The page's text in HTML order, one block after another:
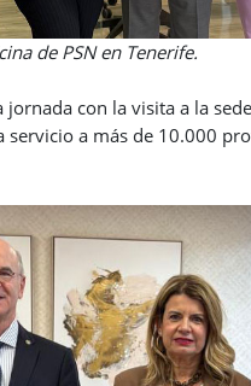
Tenerife.
con la visita a la
a más de 10.000